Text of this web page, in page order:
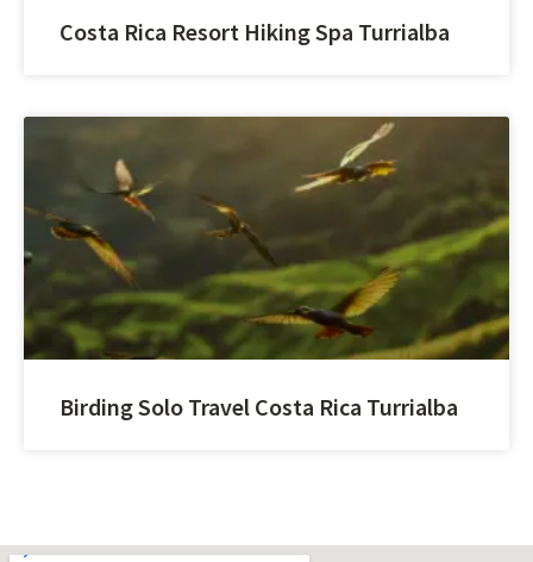
Costa Rica Resort Hiking Spa Turrialba
Birding Solo Travel Costa Rica Turrialba